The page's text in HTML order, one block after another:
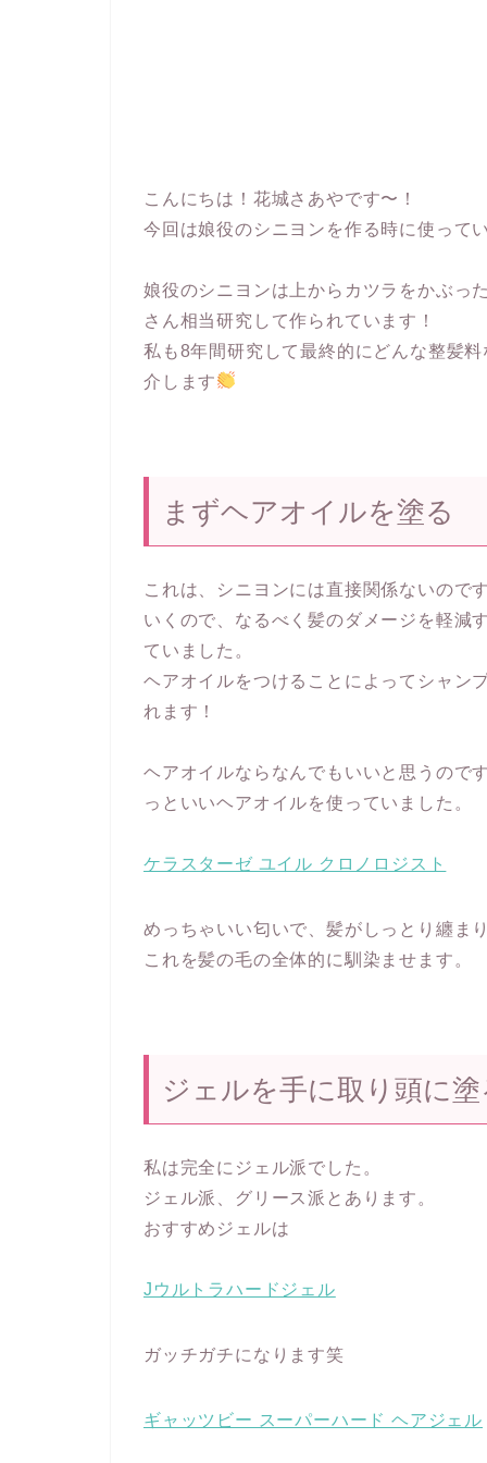
こんにちは！花城さあやです〜！
今回は娘役のシニヨンを作る時に使って
娘役のシニヨンは上からカツラをかぶっ
さん相当研究して作られています！
私も8年間研究して最終的にどんな整髪
介します
まずヘアオイルを塗る
これは、シニヨンには直接関係ないので
いくので、なるべく髪のダメージを軽減
ていました。
ヘアオイルをつけることによってシャン
れます！
ヘアオイルならなんでもいいと思うので
っといいヘアオイルを使っていました。
ケラスターゼ ユイル クロノロジスト
めっちゃいい匂いで、髪がしっとり纏ま
これを髪の毛の全体的に馴染ませます。
ジェルを手に取り頭に
私は完全にジェル派でした。
ジェル派、グリース派とあります。
おすすめジェルは
Jウルトラハードジェル
ガッチガチになります笑
ギャッツビー スーパーハード ヘアジェル